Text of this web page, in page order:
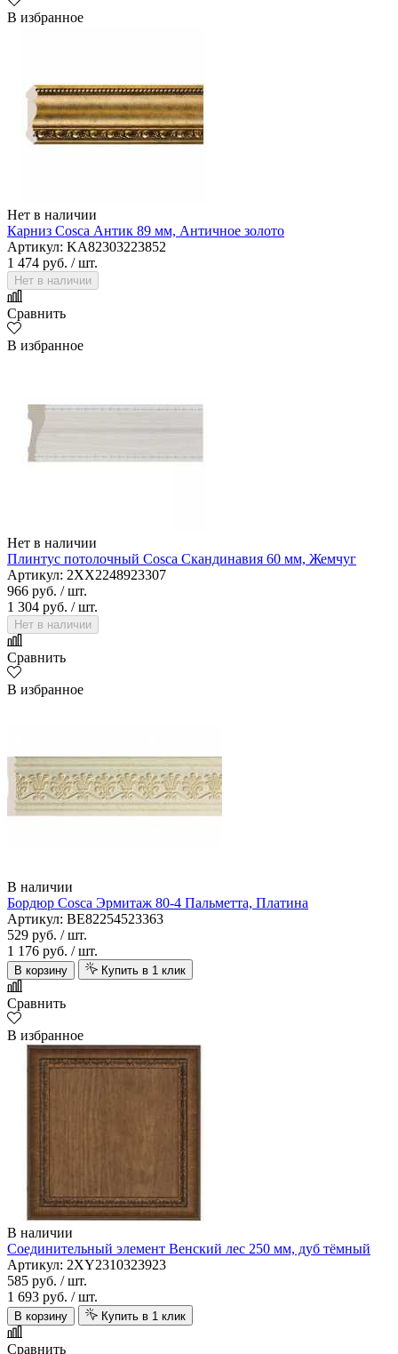
В избранное
Нет в наличии
Карниз Cosca Антик 89 мм, Античное золото
Артикул: KA82303223852
1 474 руб. / шт.
Нет в наличии
Сравнить
В избранное
Нет в наличии
Плинтус потолочный Cosca Скандинавия 60 мм, Жемчуг
Артикул: 2XX2248923307
966 руб. / шт.
1 304 руб. / шт.
Нет в наличии
Сравнить
В избранное
В наличии
Бордюр Cosca Эрмитаж 80-4 Пальметта, Платина
Артикул: BE82254523363
529 руб. / шт.
1 176 руб. / шт.
В корзину Купить в 1 клик
Сравнить
В избранное
В наличии
Соединительный элемент Венский лес 250 мм, дуб тёмный
Артикул: 2XY2310323923
585 руб. / шт.
1 693 руб. / шт.
В корзину Купить в 1 клик
Сравнить